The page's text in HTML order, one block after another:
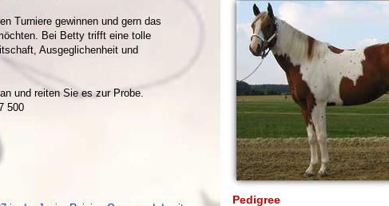
Turniere gewinnen und gern das
Bei Betty trifft eine tolle
Ausgeglichenheit und
und reiten Sie es zur Probe.
500
Pedigree